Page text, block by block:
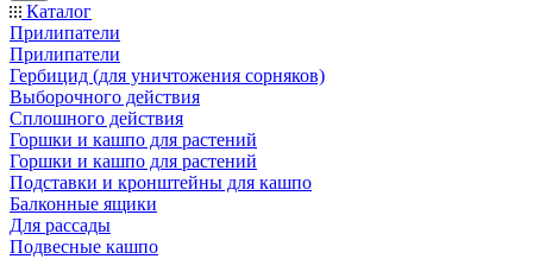
Каталог
Прилипатели
Прилипатели
Гербицид (для уничтожения сорняков)
Выборочного действия
Сплошного действия
Горшки и кашпо для растений
Горшки и кашпо для растений
Подставки и кронштейны для кашпо
Балконные ящики
Для рассады
Подвесные кашпо